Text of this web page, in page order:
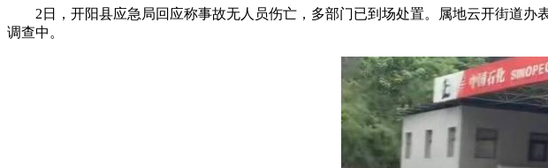
2日，开阳县应急局回应称事故无人员伤亡，多部门已到场处置。属地云开街道
调查中。